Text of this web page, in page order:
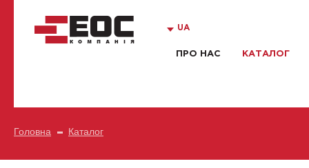
UA
ПРО НАС КАТАЛОГ
Головна Каталог